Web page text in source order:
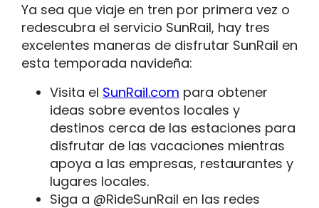
Ya sea que viaje en tren por primera vez o
redescubra el servicio SunRail, hay tres
excelentes maneras de disfrutar SunRail en
esta temporada navideña:
Visita el SunRail.com para obtener
ideas sobre eventos locales y
destinos cerca de las estaciones para
disfrutar de las vacaciones mientras
apoya a las empresas, restaurantes y
lugares locales.
Siga a @RideSunRail en las redes